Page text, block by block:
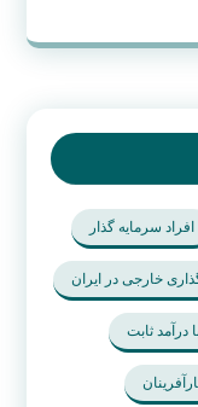
افراد سرمایه گذار
خارجی در ایران
درآمد ثابت